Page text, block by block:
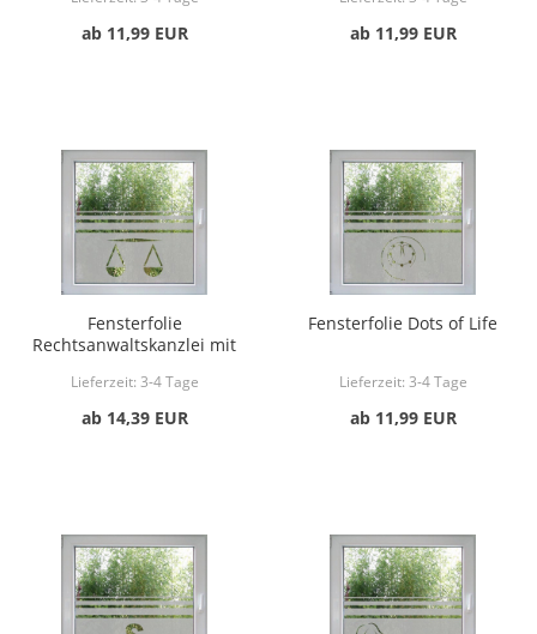
ab 11,99 EUR ab 11,99 EUR
Fensterfolie
Rechtsanwaltskanzlei mit
Lieferzeit: 3-4 Tage
ab 14,39 EUR
Fensterfolie Dots of Life
Lieferzeit: 3-4 Tage
ab 11,99 EUR